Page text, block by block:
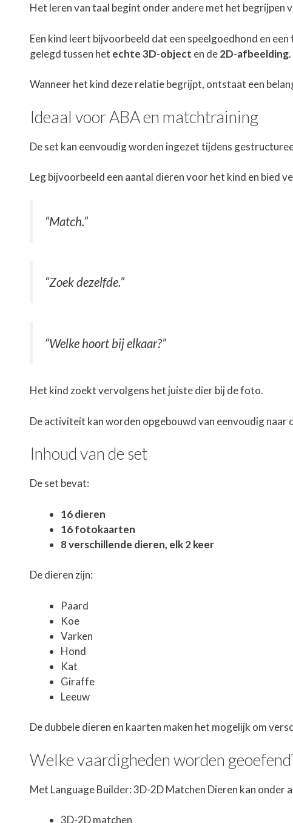
Het leren van taal begint onder andere met het begrijpen
Een kind leert bijvoorbeeld dat een speelgoedhond en
gelegd tussen het echte 3D-object en de2D-afbeelding.
Wanneer het kind deze relatie begrijpt, ontstaat een
Ideaal voor ABA en matchtraining
De set kan eenvoudig worden ingezet tijdens
Leg bijvoorbeeld een aantal dieren voor het kind en bied
“Match.”
“Zoek dezelfde.”
“Welke hoort bij elkaar?”
Het kind zoekt vervolgens het juiste dier bij de foto.
De activiteit kan worden opgebouwd van eenvoudig naar
Inhoud van de set
De set bevat:
16 dieren
16 fotokaarten
8 verschillende dieren, elk 2 keer
De dieren zijn:
Paard
Koe
Varken
Hond
Kat
Giraffe
Leeuw
De dubbele dieren en kaarten maken het mogelijk om
Welke vaardigheden worden
Met Language Builder: 3D-2D Matchen Dieren kan onder
3D-2D matchen